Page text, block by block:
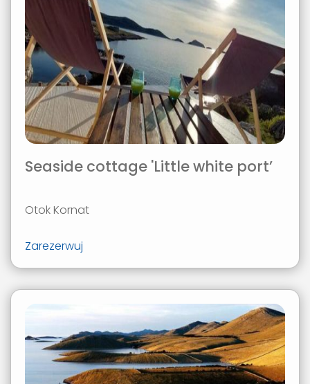
Seaside cottage 'Little white port’
Otok Kornat
Zarezerwuj